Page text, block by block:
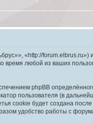
«http://forum.elbrus.ru»)
любой из ваших
phpBB
пользователя (в
cookie будет создана
удобство работы с